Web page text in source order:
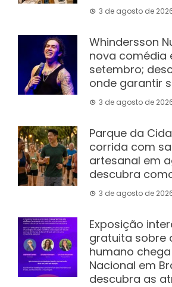
3 de agosto de
Whindersson
nova comédia
setembro;
onde garantir
3 de agosto de
Parque da
corrida com
artesanal em
descubra
3 de agosto de
Exposição
gratuita sobre
humano
Nacional em
descubra as